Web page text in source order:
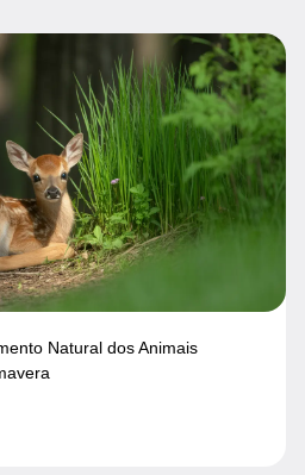
Natural dos Animais